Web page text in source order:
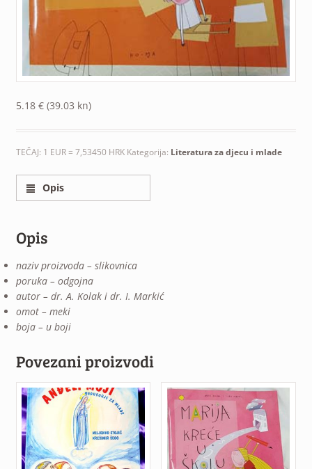
5.18 € (39.03 kn)
TEČAJ: 1 EUR = 7,53450 HRK Kategorija: Literatura za djecu i mlade
Opis
Opis
naziv proizvoda – slikovnica
poruka – odgojna
autor – dr. A. Kolak i dr. I. Markić
omot – meki
boja – u boji
Povezani proizvodi